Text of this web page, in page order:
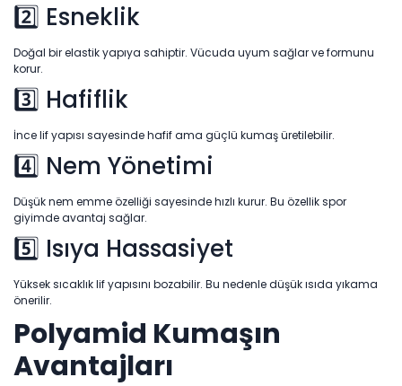
2️⃣ Esneklik
Doğal bir elastik yapıya sahiptir. Vücuda uyum sağlar ve formunu
korur.
3️⃣ Hafiflik
İnce lif yapısı sayesinde hafif ama güçlü kumaş üretilebilir.
4️⃣ Nem Yönetimi
Düşük nem emme özelliği sayesinde hızlı kurur. Bu özellik spor
giyimde avantaj sağlar.
5️⃣ Isıya Hassasiyet
Yüksek sıcaklık lif yapısını bozabilir. Bu nedenle düşük ısıda yıkama
önerilir.
Polyamid Kumaşın
Avantajları